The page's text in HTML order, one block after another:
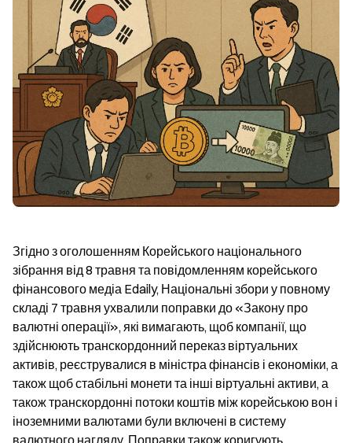
Згідно з оголошенням Корейського національного
зібрання від 8 травня та повідомленням корейського
фінансового медіа Edaily, Національні збори у повному
складі 7 травня ухвалили поправки до «Закону про
валютні операції», які вимагають, щоб компанії, що
здійснюють транскордонний переказ віртуальних
активів, реєструвалися в міністра фінансів і економіки, а
також щоб стабільні монети та інші віртуальні активи, а
також транскордонні потоки коштів між корейською вон і
іноземними валютами були включені в систему